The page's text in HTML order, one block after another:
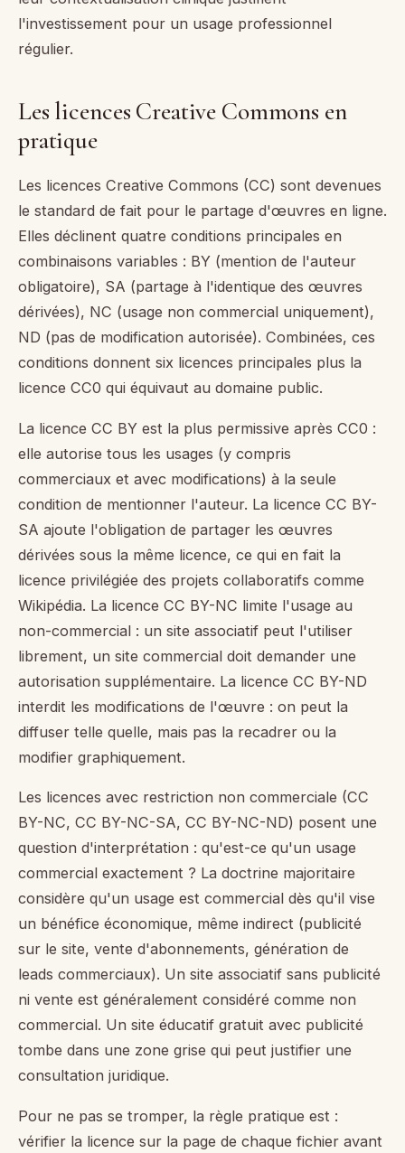
l'investissement pour un usage professionnel
régulier.
Les licences Creative Commons en
pratique
Les licences Creative Commons (CC) sont devenues
le standard de fait pour le partage d'œuvres en ligne.
Elles déclinent quatre conditions principales en
combinaisons variables : BY (mention de l'auteur
obligatoire), SA (partage à l'identique des œuvres
dérivées), NC (usage non commercial uniquement),
ND (pas de modification autorisée). Combinées, ces
conditions donnent six licences principales plus la
licence CC0 qui équivaut au domaine public.
La licence CC BY est la plus permissive après CC0 :
elle autorise tous les usages (y compris
commerciaux et avec modifications) à la seule
condition de mentionner l'auteur. La licence CC BY-
SA ajoute l'obligation de partager les œuvres
dérivées sous la même licence, ce qui en fait la
licence privilégiée des projets collaboratifs comme
Wikipédia. La licence CC BY-NC limite l'usage au
non-commercial : un site associatif peut l'utiliser
librement, un site commercial doit demander une
autorisation supplémentaire. La licence CC BY-ND
interdit les modifications de l'œuvre : on peut la
diffuser telle quelle, mais pas la recadrer ou la
modifier graphiquement.
Les licences avec restriction non commerciale (CC
BY-NC, CC BY-NC-SA, CC BY-NC-ND) posent une
question d'interprétation : qu'est-ce qu'un usage
commercial exactement ? La doctrine majoritaire
considère qu'un usage est commercial dès qu'il vise
un bénéfice économique, même indirect (publicité
sur le site, vente d'abonnements, génération de
leads commerciaux). Un site associatif sans publicité
ni vente est généralement considéré comme non
commercial. Un site éducatif gratuit avec publicité
tombe dans une zone grise qui peut justifier une
consultation juridique.
Pour ne pas se tromper, la règle pratique est :
vérifier la licence sur la page de chaque fichier avant